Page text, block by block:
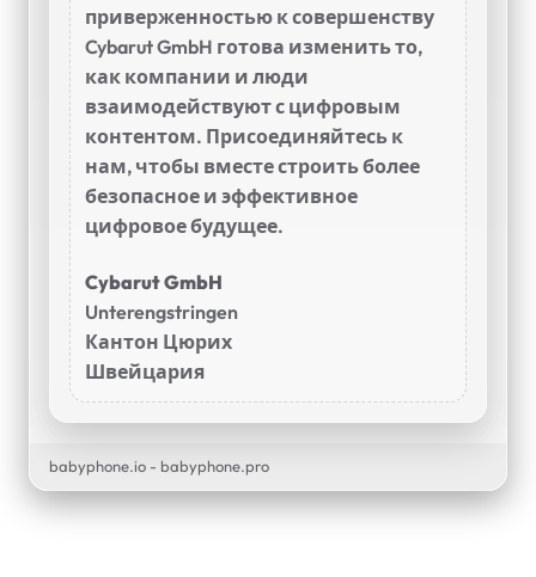
приверженностью к совершенству
Cybarut GmbH готова изменить то,
как компании и люди
взаимодействуют с цифровым
контентом. Присоединяйтесь к
нам, чтобы вместе строить более
безопасное и эффективное
цифровое будущее.
Cybarut GmbH
Unterengstringen
Кантон Цюрих
Швейцария
babyphone.io - babyphone.pro